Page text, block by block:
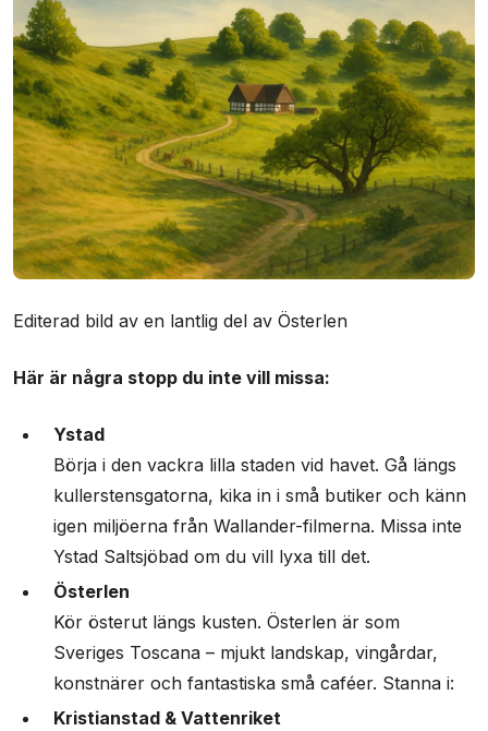
Editerad bild av en lantlig del av Österlen
Här är några stopp du inte vill missa:
Ystad
Börja i den vackra lilla staden vid havet. Gå längs
kullerstensgatorna, kika in i små butiker och känn
igen miljöerna från Wallander-filmerna. Missa inte
Ystad Saltsjöbad om du vill lyxa till det.
Österlen
Kör österut längs kusten. Österlen är som
Sveriges Toscana – mjukt landskap, vingårdar,
konstnärer och fantastiska små caféer. Stanna i:
Kristianstad & Vattenriket